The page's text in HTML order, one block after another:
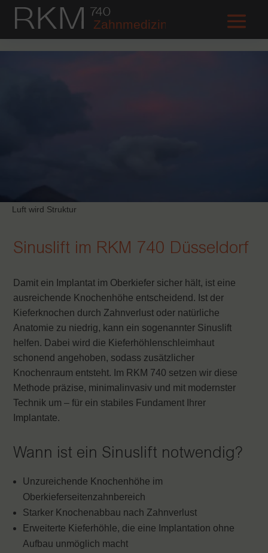
Luft wird Struktur
Sinuslift im RKM 740 Düsseldorf
Damit ein Implantat im Oberkiefer sicher hält, ist eine
ausreichende Knochenhöhe entscheidend. Ist der
Kieferknochen durch Zahnverlust oder natürliche
Anatomie zu niedrig, kann ein sogenannter Sinuslift
helfen. Dabei wird die Kieferhöhlenschleimhaut
schonend angehoben, sodass zusätzlicher
Knochenraum entsteht. Im RKM 740 setzen wir diese
Methode präzise, minimalinvasiv und mit modernster
Technik um – für ein stabiles Fundament Ihrer
Implantate.
Wann ist ein Sinuslift notwendig?
Unzureichende Knochenhöhe im
Oberkieferseitenzahnbereich
Starker Knochenabbau nach Zahnverlust
Erweiterte Kieferhöhle, die eine Implantation ohne
Aufbau unmöglich macht